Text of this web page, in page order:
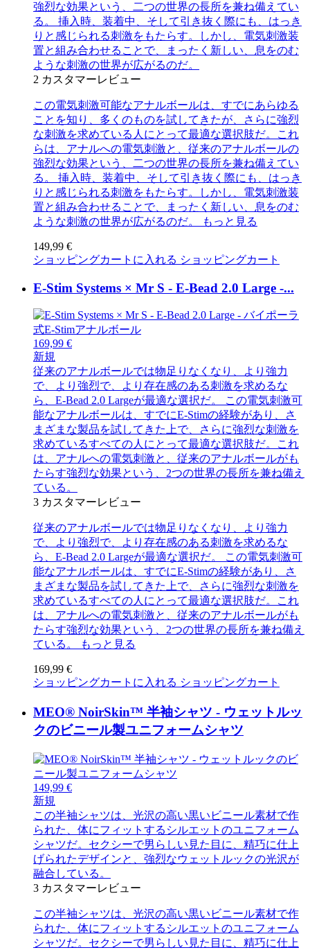
強烈な効果という、二つの世界の長所を兼ね備えてい
る。 挿入時、装着中、そして引き抜く際にも、はっき
りと感じられる刺激をもたらす。しかし、電気刺激装
置と組み合わせることで、まったく新しい、息をのむ
ような刺激の世界が広がるのだ。
2 カスタマーレビュー
この電気刺激可能なアナルボールは、すでにあらゆる
ことを知り、多くのものを試してきたが、さらに強烈
な刺激を求めている人にとって最適な選択肢だ。これ
らは、アナルへの電気刺激と、従来のアナルボールの
強烈な効果という、二つの世界の長所を兼ね備えてい
る。 挿入時、装着中、そして引き抜く際にも、はっき
りと感じられる刺激をもたらす。しかし、電気刺激装
置と組み合わせることで、まったく新しい、息をのむ
ような刺激の世界が広がるのだ。
もっと見る
149,99 €
ショッピングカートに入れる ショッピングカート
E-Stim Systems × Mr S - E-Bead 2.0 Large -...
169,99 €
新規
従来のアナルボールでは物足りなくなり、より強力
で、より強烈で、より存在感のある刺激を求めるな
ら、E-Bead 2.0 Largeが最適な選択だ。 この電気刺激可
能なアナルボールは、すでにE-Stimの経験があり、さ
まざまな製品を試してきた上で、さらに強烈な刺激を
求めているすべての人にとって最適な選択肢だ。これ
は、アナルへの電気刺激と、従来のアナルボールがも
たらす強烈な効果という、2つの世界の長所を兼ね備え
ている。
3 カスタマーレビュー
従来のアナルボールでは物足りなくなり、より強力
で、より強烈で、より存在感のある刺激を求めるな
ら、E-Bead 2.0 Largeが最適な選択だ。 この電気刺激可
能なアナルボールは、すでにE-Stimの経験があり、さ
まざまな製品を試してきた上で、さらに強烈な刺激を
求めているすべての人にとって最適な選択肢だ。これ
は、アナルへの電気刺激と、従来のアナルボールがも
たらす強烈な効果という、2つの世界の長所を兼ね備え
ている。
もっと見る
169,99 €
ショッピングカートに入れる ショッピングカート
MEO® NoirSkin™ 半袖シャツ - ウェットルッ
クのビニール製ユニフォームシャツ
149,99 €
新規
この半袖シャツは、光沢の高い黒いビニール素材で作
られた、体にフィットするシルエットのユニフォーム
シャツだ。セクシーで男らしい見た目に、精巧に仕上
げられたデザインと、強烈なウェットルックの光沢が
融合している。
3 カスタマーレビュー
この半袖シャツは、光沢の高い黒いビニール素材で作
られた、体にフィットするシルエットのユニフォーム
シャツだ。セクシーで男らしい見た目に、精巧に仕上